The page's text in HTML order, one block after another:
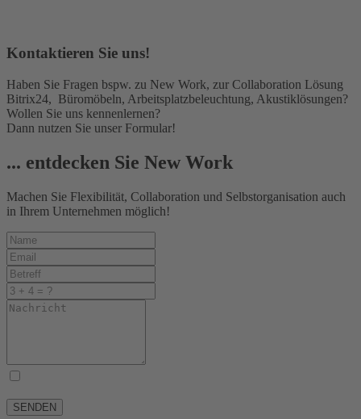
Kontaktieren Sie uns!
Haben Sie Fragen bspw. zu New Work, zur Collaboration Lösung
Bitrix24, Büromöbeln, Arbeitsplatzbeleuchtung, Akustiklösungen?
Wollen Sie uns kennenlernen?
Dann nutzen Sie unser Formular!
... entdecken Sie New Work
Machen Sie Flexibilität, Collaboration und Selbstorganisation auch
in Ihrem Unternehmen möglich!
SENDEN